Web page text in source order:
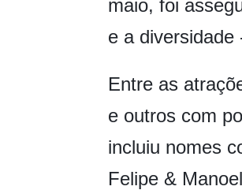
maio, foi
e a diversidade
Entre as
e outros com
incluiu nomes
Felipe &